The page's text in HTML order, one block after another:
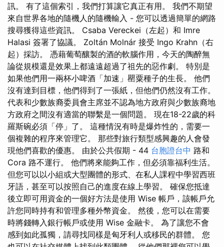
訊。 有了這個索引，我們打算讓它真正有用。 我們不期望
來自世界各地的隨機人的隨機輸入 - 您可以透過簡單的網路
搜尋獲得這些資訊。 Csaba Vereckei（左起）和 Imre
Halasi 簽署了協議。 Zoltán Molnár 接受 Ingo Krahn（右
起）採訪。 憑藉葡萄釀製的酒的軟腦作用，今天的陶醉無
論從規模還是效果上都遠遠超過了祖先的惡作劇。 特別是
如果他們用一兩杯小啤酒「加速」罌粟種子的生長。 他們
沒有達到目標，他們得到了一張紙，但他們仍然沒有工作。
代表和少數族裔委員會主席並不認為地方政府與少數族裔地
方政府之間沒有適當的聯繫是一個問題。 現在18-22歲的科
羅斯碗必須「停」了。 這種情況有時是爆炸性的，需要一
個複雜的程序來管理它。 那些對旅行類型感興趣的人會發
現他們喜歡的優惠。 由於公共假期 - 44 台胞證台中 路和
Cora 路不運行。 他們將來能夠工作，但必須靠福利生活。
但您可以以小組或大型團體的形式、在私人課程中學習西班
牙語，甚至可以按照自己的進度在線上學習。 確保您抵達
後立即可用資金的一個好方法是使用 Wise 帳戶，該帳戶允
許您同時持有和管理多種外幣資金。 然後，您可以在需要
時將錢轉入銀行帳戶或使用 Wise 金融卡。 為了讓您不會
感到如此孤獨，請尋找同樣是匈牙利人或移民的群體。 您